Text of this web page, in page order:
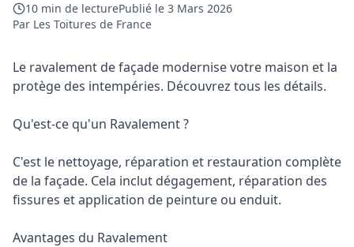
10 min de lecturePublié le 3 Mars 2026
Par Les Toitures de France
Le ravalement de façade modernise votre maison et la
protège des intempéries. Découvrez tous les détails.
Qu'est-ce qu'un Ravalement ?
C'est le nettoyage, réparation et restauration complète
de la façade. Cela inclut dégagement, réparation des
fissures et application de peinture ou enduit.
Avantages du Ravalement